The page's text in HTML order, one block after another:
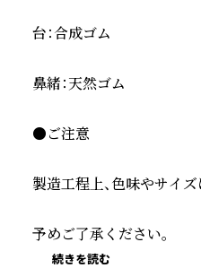
台：合成ゴム
鼻緒：天然ゴム
●ご注意
製造工程上、色味やサイ
予めご了承ください。
続きを読む